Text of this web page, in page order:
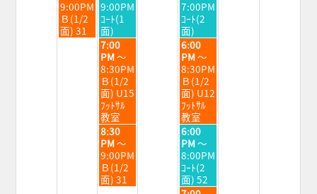
日,
7
月
28th
9:00PM
Ｂ(1/2
面) 31
日,
7
月
29th
2026
9:00PM
ｺｰﾄ(1
面)
日,
7
月
31st
2026
7:00PM
ｺｰﾄ(2
面)
水
曜
日,
7
月
29th
2026
7:00
PM～
8:30PM
Ｂ(1/2
面) U15
ﾌｯﾄｻﾙ
教室
金
曜
日,
7
月
31st
2026
6:00
PM～
8:30PM
Ｂ(1/2
面) U12
ﾌｯﾄｻﾙ
教室
水
曜
日,
7
月
29th
8:30
PM～
9:00PM
Ｂ(1/2
面) 31
金
曜
日,
7
月
31st
6:00
PM～
8:00PM
ｺｰﾄ(2
面) 52